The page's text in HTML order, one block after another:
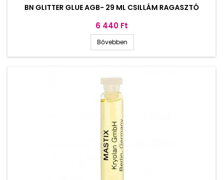
BN GLITTER GLUE AGB- 29 ML CSILLÁM RAGASZTÓ
Ár
6 440 Ft
Bővebben